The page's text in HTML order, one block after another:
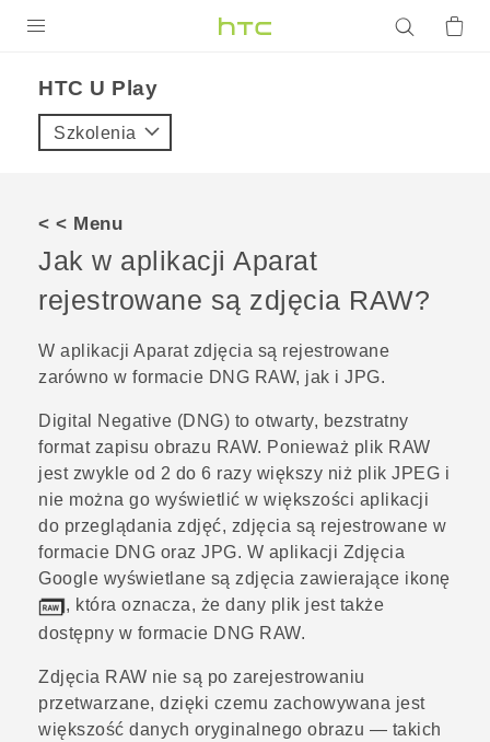
VIVE
VIVERSE
POMOC TECHNICZNA
Urządzenia i akcesoria HTC
HTC U Play‎
Szkolenia
< < Menu
Jak w aplikacji Aparat
rejestrowane są zdjęcia RAW?
W aplikacji Aparatzdjęcia są rejestrowane
zarówno w formacie DNG RAW, jak i JPG.
Digital Negative (DNG) to otwarty, bezstratny
format zapisu obrazu RAW. Ponieważ plik RAW
jest zwykle od 2 do 6 razy większy niż plik JPEG i
nie można go wyświetlić w większości aplikacji
do przeglądania zdjęć, zdjęcia są rejestrowane w
formacie DNG oraz JPG. W aplikacji Zdjęcia
Google wyświetlane są zdjęcia zawierające ikonę
, która oznacza, że dany plik jest także
dostępny w formacie DNG RAW.
Zdjęcia RAW nie są po zarejestrowaniu
przetwarzane, dzięki czemu zachowywana jest
większość danych oryginalnego obrazu — takich